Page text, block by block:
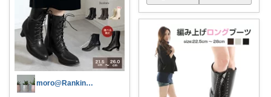
moro@Ranking ROOM